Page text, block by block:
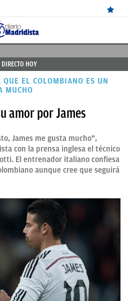
HOY
EL COLOMBIANO ES UN
MUCHO
amor por James
James me gusta mucho",
con la prensa inglesa el técnico
El entrenador italiano confiesa
aunque cree que seguirá